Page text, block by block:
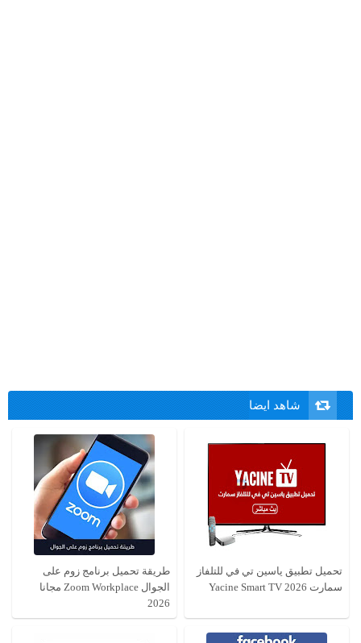
شاهد ايضا
تحميل تطبيق ياسين تي في للتلفاز
سمارت Yacine Smart TV 2026
طريقة تحميل برنامج زوم على
الجوال Zoom Workplace مجانا
2026